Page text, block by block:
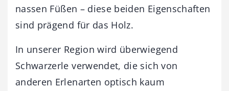
nassen Füßen – diese beiden Eigenschaften
sind prägend für das Holz.
In unserer Region wird überwiegend
Schwarzerle verwendet, die sich von
anderen Erlenarten optisch kaum